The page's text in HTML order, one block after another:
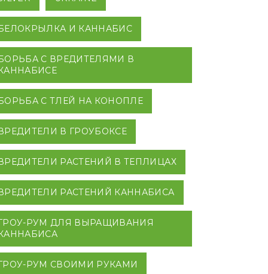
И КАННАБИС
С ВРЕДИТЕЛЯМИ В
С ТЛЕЙ НА КОНОПЛЕ
В ГРОУБОКСЕ
РАСТЕНИЙ В ТЕПЛИЦАХ
РАСТЕНИЙ КАННАБИСА
РУМ ДЛЯ ВЫРАЩИВАНИЯ
РУМ СВОИМИ РУКАМИ